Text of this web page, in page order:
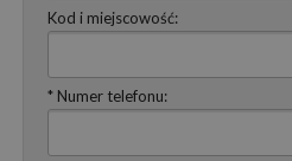
Kod i miejscowość:
* Numer telefonu: